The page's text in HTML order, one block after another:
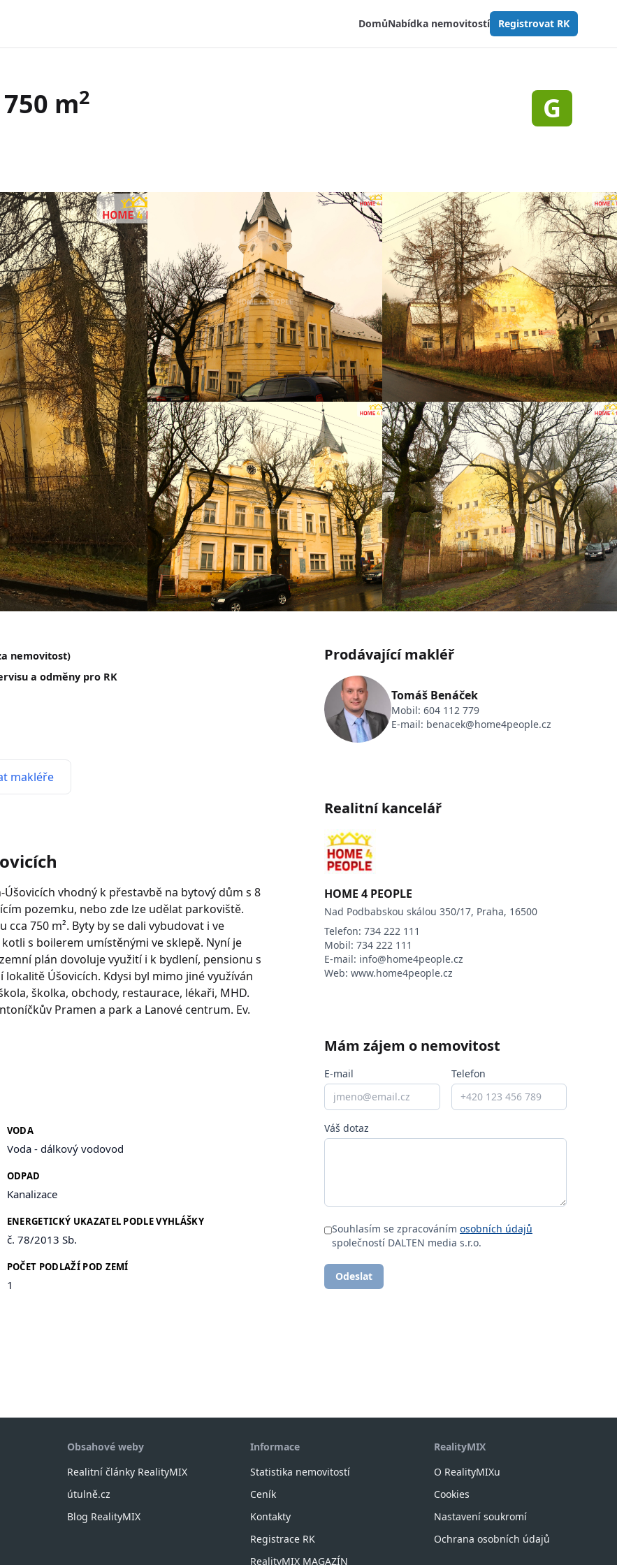
DomůNabídka nemovitostí Registrovat RK
m2 G
nemovitost)
a odměny pro RK
makléře
vhodný k přestavbě na bytový dům s 8
pozemku, nebo zde lze udělat parkoviště.
750 m². Byty by se dali vybudovat i ve
s boilerem umístěnými ve sklepě. Nyní je
plán dovoluje využití i k bydlení, pensionu s
Úšovicích. Kdysi byl mimo jiné využíván
školka, obchody, restaurace, lékaři, MHD.
Pramen a park a Lanové centrum. Ev.
VODA
Voda - dálkový vodovod
ODPAD
Kanalizace
ENERGETICKÝ UKAZATEL PODLE VYHLÁŠKY
č. 78/2013 Sb.
POČET PODLAŽÍ POD ZEMÍ
1
Prodávající makléř
Tomáš Benáček
Mobil:604 112 779
E-mail: benacek@home4people.cz
Realitní kancelář
HOME 4 PEOPLE
Nad Podbabskou skálou 350/17, Praha, 16500
Telefon:734 222 111
Mobil:734 222 111
E-mail: info@home4people.cz
Web:www.home4people.cz
Mám zájem o nemovitost
E-mail Telefon
Váš dotaz
Souhlasím se zpracováním osobních údajů
společností DALTEN media s.r.o.
Odeslat
Obsahové weby
Realitní články RealityMIX
útulně.cz
Blog RealityMIX
Informace
Statistika nemovitostí
Ceník
Kontakty
Registrace RK
RealityMIX MAGAZÍN
RealityMIX
O RealityMIXu
Cookies
Nastavení soukromí
Ochrana osobních údajů